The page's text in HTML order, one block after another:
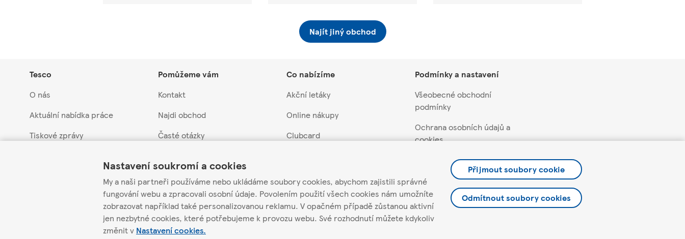
Nastavení soukromí a cookies
My a naši partneři používáme nebo ukládáme soubory cookies, abychom zajistili správné
fungování webu a zpracovali osobní údaje. Povolením použití všech cookies nám umožníte
zobrazovat například také personalizovanou reklamu. V opačném případě zůstanou aktivní
jen nezbytné cookies, které potřebujeme k provozu webu. Své rozhodnutí můžete kdykoliv
změnit v Nastavení cookies.
Přijmout soubory cookie
Odmítnout soubory cookies
Najít jiný obchod
Tesco
O nás
Aktuální nabídka práce
Tiskové zprávy
Pomůžeme vám
Kontakt
Najdi obchod
Časté otázky
Stažení produktů
Etická linka pro dodavatele
Infolinka pro dodavatele
Co nabízíme
Akční letáky
Online nákupy
Clubcard
Scan&Shop
Hello Tesco
Podmínky a nastavení
Všeobecné obchodní
podmínky
Ochrana osobních údajů a
cookies
Nastavení soukromí a cookies
Pravidla akčních nabídek a
soutěží
Můj účet